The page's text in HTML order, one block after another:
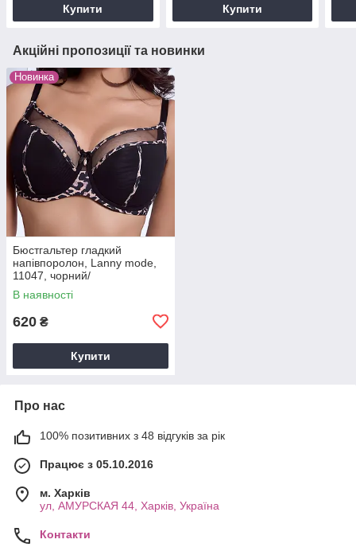
Купити Купити
Акційні пропозиції та новинки
Новинка
Бюстгальтер гладкий
напівпоролон, Lanny mode,
11047, чорний/
леопард,чашка E.
В наявності
620 ₴
Купити
Про нас
100% позитивних з 48 відгуків за рік
Працює з 05.10.2016
м. Харків
ул, АМУРСКАЯ 44, Харків, Україна
Контакти